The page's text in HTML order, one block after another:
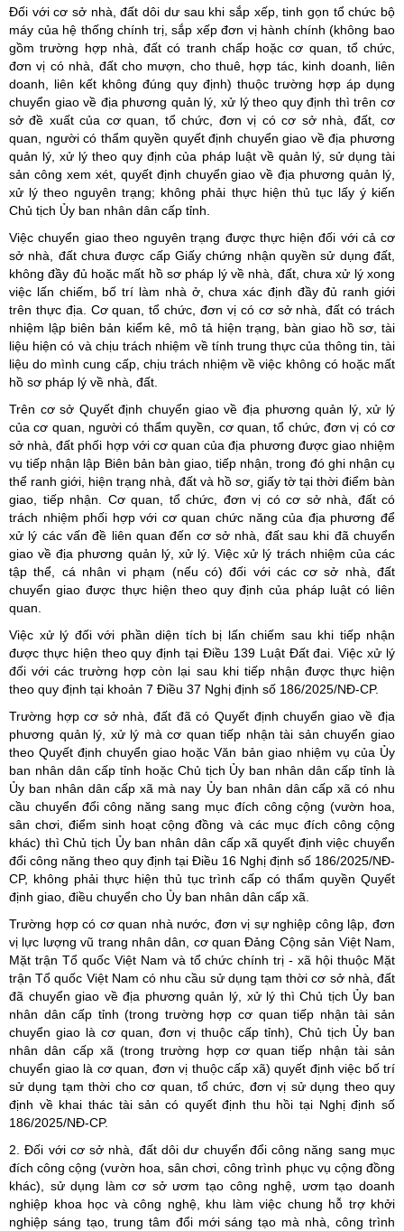
Đối với cơ sở nhà, đất dôi dư sau khi sắp xếp, tinh gọn tổ chức bộ
máy của hệ thống chính trị, sắp xếp đơn vị hành chính (không bao
gồm trường hợp nhà, đất có tranh chấp hoặc cơ quan, tổ chức,
đơn vị có nhà, đất cho mượn, cho thuê, hợp tác, kinh doanh, liên
doanh, liên kết không đúng quy định) thuộc trường hợp áp dụng
chuyển giao về địa phương quản lý, xử lý theo quy định thì trên cơ
sở đề xuất của cơ quan, tổ chức, đơn vị có cơ sở nhà, đất, cơ
quan, người có thẩm quyền quyết định chuyển giao về địa phương
quản lý, xử lý theo quy định của pháp luật về quản lý, sử dụng tài
sản công xem xét, quyết định chuyển giao về địa phương quản lý,
xử lý theo nguyên trạng; không phải thực hiện thủ tục lấy ý kiến
Chủ tịch Ủy ban nhân dân cấp tỉnh.
Việc chuyển giao theo nguyên trạng được thực hiện đối với cả cơ
sở nhà, đất chưa được cấp Giấy chứng nhận quyền sử dụng đất,
không đầy đủ hoặc mất hồ sơ pháp lý về nhà, đất, chưa xử lý xong
việc lấn chiếm, bố trí làm nhà ở, chưa xác định đầy đủ ranh giới
trên thực địa. Cơ quan, tổ chức, đơn vị có cơ sở nhà, đất có trách
nhiệm lập biên bản kiểm kê, mô tả hiện trạng, bàn giao hồ sơ, tài
liệu hiện có và chịu trách nhiệm về tính trung thực của thông tin, tài
liệu do mình cung cấp, chịu trách nhiệm về việc không có hoặc mất
hồ sơ pháp lý về nhà, đất.
Trên cơ sở Quyết định chuyển giao về địa phương quản lý, xử lý
của cơ quan, người có thẩm quyền, cơ quan, tổ chức, đơn vị có cơ
sở nhà, đất phối hợp với cơ quan của địa phương được giao nhiệm
vụ tiếp nhận lập Biên bản bàn giao, tiếp nhận, trong đó ghi nhận cụ
thể ranh giới, hiện trạng nhà, đất và hồ sơ, giấy tờ tại thời điểm bàn
giao, tiếp nhận. Cơ quan, tổ chức, đơn vị có cơ sở nhà, đất có
trách nhiệm phối hợp với cơ quan chức năng của địa phương để
xử lý các vấn đề liên quan đến cơ sở nhà, đất sau khi đã chuyển
giao về địa phương quản lý, xử lý. Việc xử lý trách nhiệm của các
tập thể, cá nhân vi phạm (nếu có) đối với các cơ sở nhà, đất
chuyển giao được thực hiện theo quy định của pháp luật có liên
quan.
Việc xử lý đối với phần diện tích bị lấn chiếm sau khi tiếp nhận
được thực hiện theo quy định tại Điều 139 Luật Đất đai. Việc xử lý
đối với các trường hợp còn lại sau khi tiếp nhận được thực hiện
theo quy định tại khoản 7 Điều 37 Nghị định số 186/2025/NĐ-CP.
Trường hợp cơ sở nhà, đất đã có Quyết định chuyển giao về địa
phương quản lý, xử lý mà cơ quan tiếp nhận tài sản chuyển giao
theo Quyết định chuyển giao hoặc Văn bản giao nhiệm vụ của Ủy
ban nhân dân cấp tỉnh hoặc Chủ tịch Ủy ban nhân dân cấp tỉnh là
Ủy ban nhân dân cấp xã mà nay Ủy ban nhân dân cấp xã có nhu
cầu chuyển đổi công năng sang mục đích công cộng (vườn hoa,
sân chơi, điểm sinh hoạt cộng đồng và các mục đích công cộng
khác) thì Chủ tịch Ủy ban nhân dân cấp xã quyết định việc chuyển
đổi công năng theo quy định tại Điều 16 Nghị định số 186/2025/NĐ-
CP, không phải thực hiện thủ tục trình cấp có thẩm quyền Quyết
định giao, điều chuyển cho Ủy ban nhân dân cấp xã.
Trường hợp có cơ quan nhà nước, đơn vị sự nghiệp công lập, đơn
vị lực lượng vũ trang nhân dân, cơ quan Đảng Cộng sản Việt Nam,
Mặt trận Tổ quốc Việt Nam và tổ chức chính trị - xã hội thuộc Mặt
trận Tổ quốc Việt Nam có nhu cầu sử dụng tạm thời cơ sở nhà, đất
đã chuyển giao về địa phương quản lý, xử lý thì Chủ tịch Ủy ban
nhân dân cấp tỉnh (trong trường hợp cơ quan tiếp nhận tài sản
chuyển giao là cơ quan, đơn vị thuộc cấp tỉnh), Chủ tịch Ủy ban
nhân dân cấp xã (trong trường hợp cơ quan tiếp nhận tài sản
chuyển giao là cơ quan, đơn vị thuộc cấp xã) quyết định việc bố trí
sử dụng tạm thời cho cơ quan, tổ chức, đơn vị sử dụng theo quy
định về khai thác tài sản có quyết định thu hồi tại Nghị định số
186/2025/NĐ-CP.
2. Đối với cơ sở nhà, đất dôi dư chuyển đổi công năng sang mục
đích công cộng (vườn hoa, sân chơi, công trình phục vụ cộng đồng
khác), sử dụng làm cơ sở ươm tạo công nghệ, ươm tạo doanh
nghiệp khoa học và công nghệ, khu làm việc chung hỗ trợ khởi
nghiệp sáng tạo, trung tâm đổi mới sáng tạo mà nhà, công trình